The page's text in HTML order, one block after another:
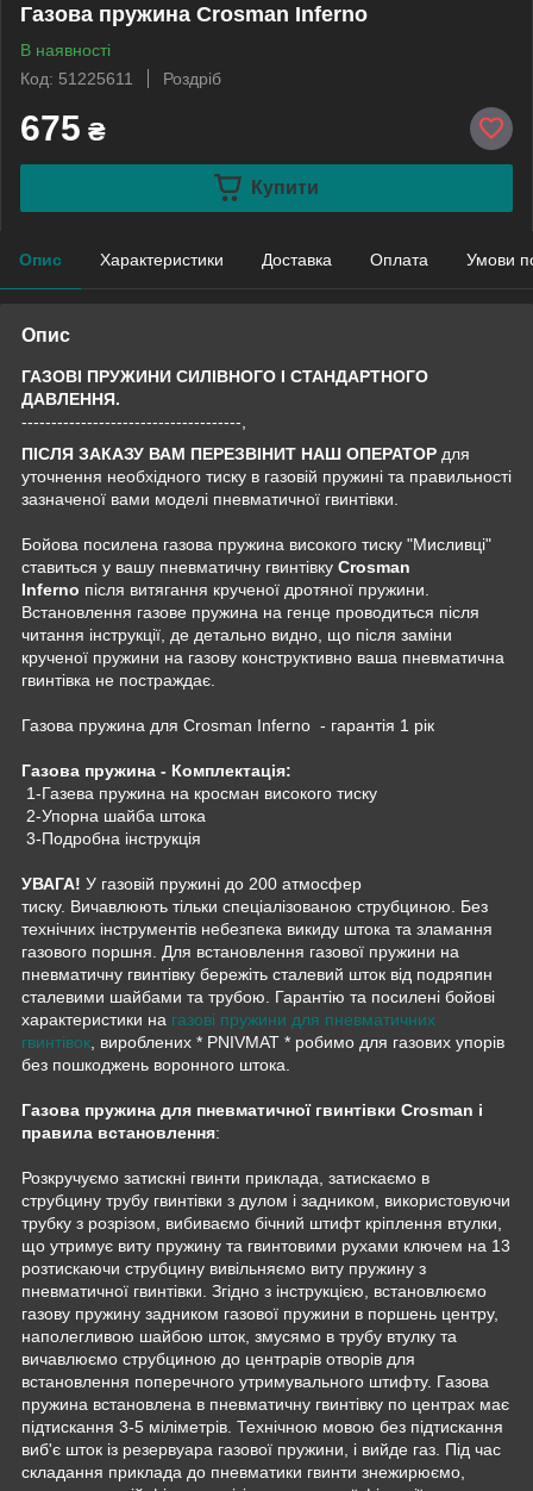
Газова пружина Crosman Inferno
В наявності
Код: 51225611
Роздріб
675 ₴
Купити
Опис Характеристики Доставка Оплата Умови
Опис
ГАЗОВІ ПРУЖИНИ СИЛІВНОГО І СТАНДАРТНОГО
ДАВЛЕННЯ.
-------------------------------------,
ПІСЛЯ ЗАКАЗУ ВАМ ПЕРЕЗВІНИТ НАШ ОПЕРАТОР для
уточнення необхідного тиску в газовій пружині та правильності
зазначеної вами моделі пневматичної гвинтівки.
Бойова посилена газова пружина високого тиску "Мисливці"
ставиться у вашу пневматичну гвинтівку Crosman
Inferno після витягання крученої дротяної пружини.
Встановлення газове пружина на генце проводиться після
читання інструкції, де детально видно, що після заміни
крученої пружини на газову конструктивно ваша пневматична
гвинтівка не постраждає.
Газова пружина для Crosman Inferno - гарантія 1 рік
Газова пружина - Комплектація:
1-Газева пружина на кросман високого тиску
2-Упорна шайба штока
3-Подробна інструкція
УВАГА! У газовій пружині до 200 атмосфер
тиску. Вичавлюють тільки спеціалізованою струбциною. Без
технічних інструментів небезпека викиду штока та зламання
газового поршня. Для встановлення газової пружини на
пневматичну гвинтівку бережіть сталевий шток від подряпин
сталевими шайбами та трубою. Гарантію та посилені бойові
характеристики на газові пружини для пневматичних
гвинтівок , вироблених * PNIVMAT * робимо для газових упорів
без пошкоджень воронного штока.
Газова пружина для пневматичної гвинтівки Crosman і
правила встановлення:
Розкручуємо затискні гвинти приклада, затискаємо в
струбцину трубу гвинтівки з дулом і задником, використовуючи
трубку з розрізом, вибиваємо бічний штифт кріплення втулки,
що утримує виту пружину та гвинтовими рухами ключем на 13
розтискаючи струбцину вивільняємо виту пружину з
пневматичної гвинтівки. Згідно з інструкцією, встановлюємо
газову пружину задником газової пружини в поршень центру,
наполегливою шайбою шток, змусямо в трубу втулку та
вичавлюємо струбциною до центрарів отворів для
встановлення поперечного утримувального штифту. Газова
пружина встановлена в пневматичну гвинтівку по центрах має
підтискання 3-5 міліметрів. Технічною мовою без підтискання
виб'є шток із резервуара газової пружини, і вийде газ. Під час
складання приклада до пневматики гвинти знежирюємо,